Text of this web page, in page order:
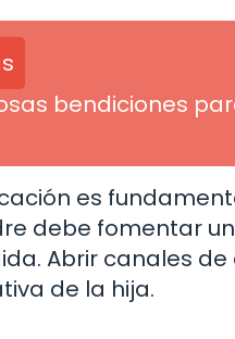
bendiciones
es
debe fomentar
Abrir canales
de la hija.